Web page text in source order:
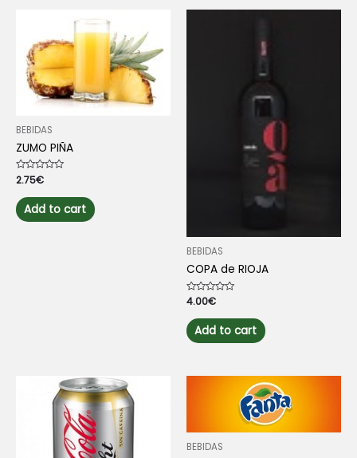
BEBIDAS
ZUMO PIÑA
Rated
0
out
of
5
2.75€
Add to cart
BEBIDAS
COPA de RIOJA
Rated
out
of
5
4.00€
Add to cart
BEBIDAS